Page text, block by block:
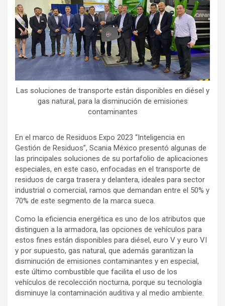
Las soluciones de transporte están disponibles en diésel y
gas natural, para la disminución de emisiones
contaminantes
En el marco de Residuos Expo 2023 “Inteligencia en
Gestión de Residuos”, Scania México presentó algunas de
las principales soluciones de su portafolio de aplicaciones
especiales, en este caso, enfocadas en el transporte de
residuos de carga trasera y delantera, ideales para sector
industrial o comercial, ramos que demandan entre el 50% y
70% de este segmento de la marca sueca.
Como la eficiencia energética es uno de los atributos que
distinguen a la armadora, las opciones de vehículos para
estos fines están disponibles para diésel, euro V y euro VI
y por supuesto, gas natural, que además garantizan la
disminución de emisiones contaminantes y en especial,
este último combustible que facilita el uso de los
vehículos de recolección nocturna, porque su tecnología
disminuye la contaminación auditiva y al medio ambiente.